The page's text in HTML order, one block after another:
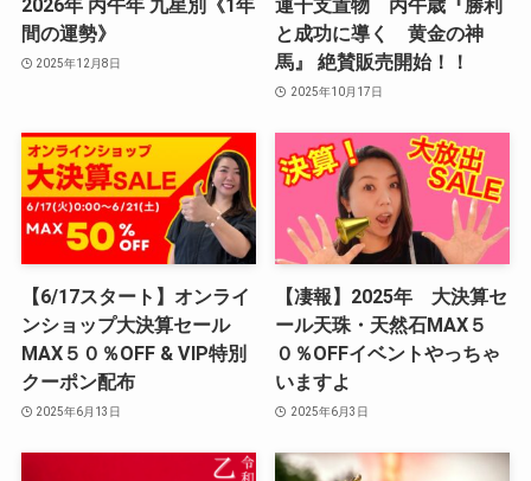
2026年 丙午年 九星別《1年
間の運勢》
2025年12月8日
運干支置物 丙午歳『勝利
と成功に導く 黄金の神
馬』 絶賛販売開始！！
2025年10月17日
【6/17スタート】オンライ
ンショップ大決算セール
MAX５０％OFF & VIP特別
クーポン配布
2025年6月13日
【凄報】2025年 大決算セ
ール天珠・天然石MAX５
０％OFFイベントやっちゃ
いますよ
2025年6月3日